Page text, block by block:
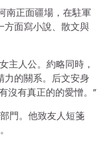
南正面疆場，在駐軍
方面寫小說、散文與
主人公。約略同時，
的關系。后文安身
沒有真正的的愛憎。”
門。他致友人短箋